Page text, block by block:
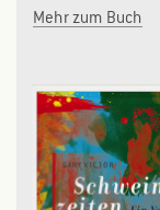
Mehr zum Buch